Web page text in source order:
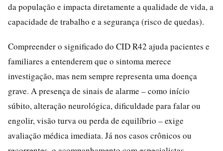
da população e impacta diretamente a qualidade de vida, a
capacidade de trabalho e a segurança (risco de quedas).
Compreender o significado do CID R42 ajuda pacientes e
familiares a entenderem que o sintoma merece
investigação, mas nem sempre representa uma doença
grave. A presença de sinais de alarme – como início
súbito, alteração neurológica, dificuldade para falar ou
engolir, visão turva ou perda de equilíbrio – exige
avaliação médica imediata. Já nos casos crônicos ou